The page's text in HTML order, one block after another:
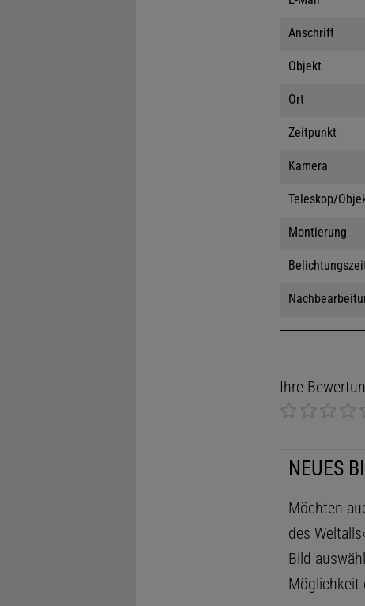
Anschrift
Objekt
Ort
Zeitpunkt
Kamera
Teleskop/
Montierung
Ihre
NEUES
Möchten
des
Bild
Möglichkeit